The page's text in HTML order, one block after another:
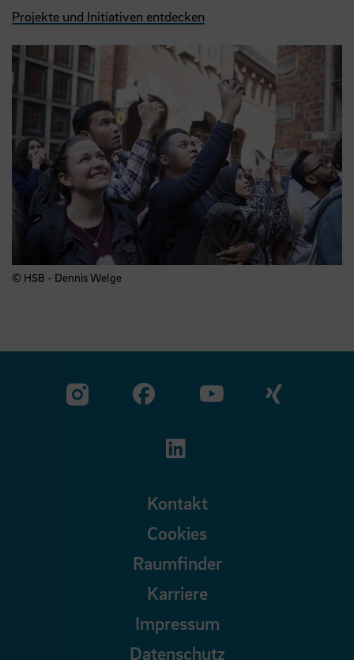
© HSB - Dennis Welge
Projekte und Initiativen entdecken
Zu unserer Facebook
Zu
Zu unserer
Kontakt
Cookies
Raumfinder
Karriere
Impressum
Datenschutz